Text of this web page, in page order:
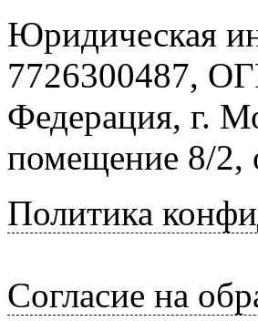
Юридическая
7726300487,
Федерация, г.
помещение 8/2,
Политика
Согласие на